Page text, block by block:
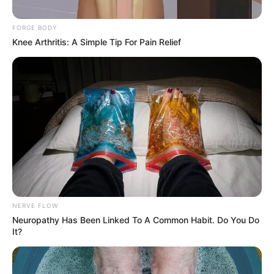
Alcaldía Ibagué
Clínica Tolima
Por:Valentina Cortés Castillo
Abril 16, 2025
FORGE BODY
Knee Arthritis: A Simple Tip For Pain Relief
NERVE FLOW
Neuropathy Has Been Linked To A Common Habit. Do You Do
It?